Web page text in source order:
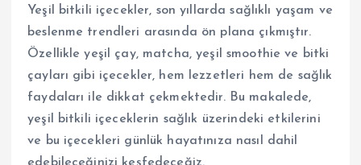
Yeşil bitkili içecekler, son yıllarda sağlıklı yaşam ve
beslenme trendleri arasında ön plana çıkmıştır.
Özellikle yeşil çay, matcha, yeşil smoothie ve bitki
çayları gibi içecekler, hem lezzetleri hem de sağlık
faydaları ile dikkat çekmektedir. Bu makalede,
yeşil bitkili içeceklerin sağlık üzerindeki etkilerini
ve bu içecekleri günlük hayatınıza nasıl dahil
edebileceğinizi keşfedeceğiz.